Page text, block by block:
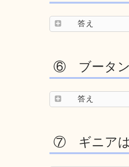
答え
⑥ ブータン
答え
⑦ ギニアは